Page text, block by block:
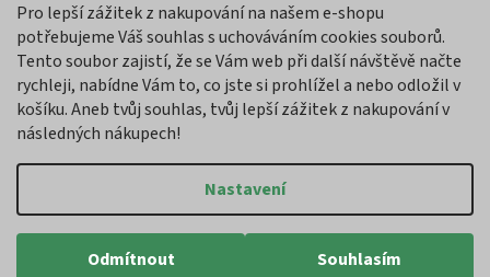
Pro lepší zážitek z nakupování na našem e-shopu
potřebujeme Váš souhlas s uchováváním cookies souborů.
Tento soubor zajistí, že se Vám web při další návštěvě načte
rychleji, nabídne Vám to, co jste si prohlížel a nebo odložil v
košíku. Aneb tvůj souhlas, tvůj lepší zážitek z nakupování v
následných nákupech!
Nastavení
Odmítnout Souhlasím
Přijímáme online platby
Copyright 2026Agroman. Všechna práva vyhrazena.Upravit
nastavení cookies